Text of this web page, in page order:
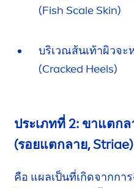
(Fish ScaleSkin)
บริเวณส้นเท้าผิวจ
(Cracked Heels)
ประเภทที่ 2: ขาแตกล
(รอยแตกลาย, Striae)
คือ แผลเป็นที่เกิดจากก